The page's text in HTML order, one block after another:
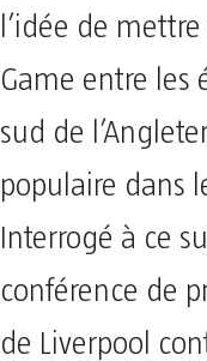
l’idée de
Game entre les
sud de
populaire dans
Interrogé à ce
conférence de
de Liverpool